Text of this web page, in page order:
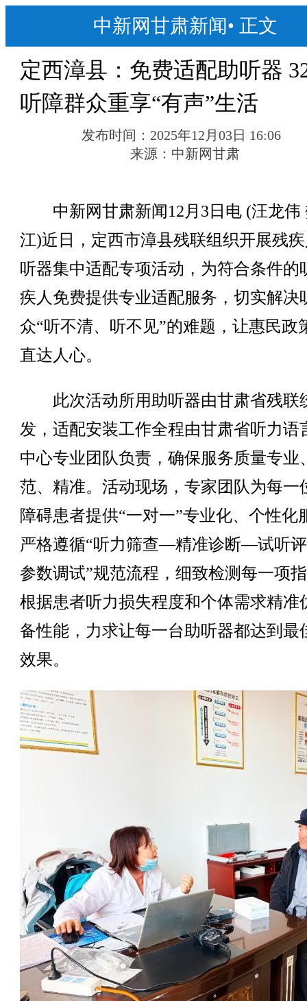
中新网甘肃新闻• 正文
定西漳县：免费适配助听器
听障群众重享“有声”生活
发布时间： 2025年12月03日 16:06
来源： 中新网甘肃
中新网甘肃新闻12月3日电 (汪龙伟
江)近日，定西市漳县残联组织开展残
听器集中适配专项活动，为符合条件的
疾人免费提供专业适配服务，切实解决
众“听不清、听不见”的难题，让惠民政
直达人心。
此次活动所用助听器由甘肃省残联
发，适配安装工作全程由甘肃省听力语
中心专业团队负责，确保服务质量专业
范、精准。活动现场，专家团队为每一
障碍患者提供“一对一”专业化、个性化
严格遵循“听力筛查—精准诊断—试听
参数调试”规范流程，细致检测每一项
根据患者听力损失程度和个体需求精准
备性能，力求让每一台助听器都达到最
效果。